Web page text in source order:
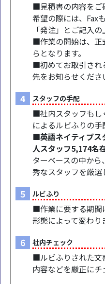
■見積書の内容をご
希望の際には、Fax
「発注」とご記入
■作業の開始は、正
らとなります。
■初めてお取引され
先をお知らせくださ
4 スタッフの手配
■社内スタッフもし
によるルビふりの手
■英語ネイティブス
人スタッフ5,174名
ターベースの中か
秀なスタッフを厳選
5 ルビふり
■作業に要する期間
形態によって変わり
6 社内チェック
■ルビふりされた文
内容などを厳正にチ